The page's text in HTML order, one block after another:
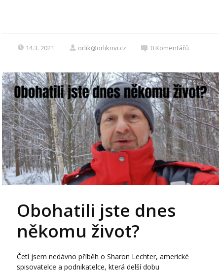
14.3. 2021 orlik@orlikovi.cz 0 Komentářů
Obohatili jste dnes
někomu život?
Četl jsem nedávno příběh o Sharon Lechter, americké
spisovatelce a podnikatelce, která delší dobu